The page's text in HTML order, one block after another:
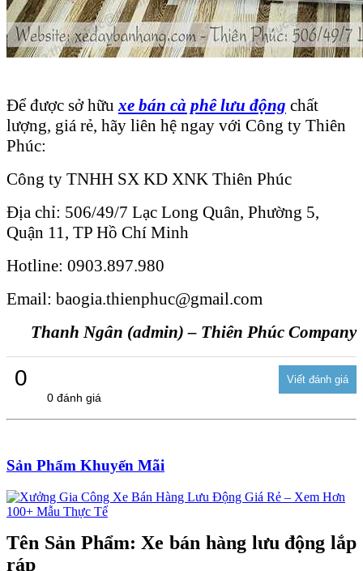
Để được sở hữuxe bán cà phê lưu động chất
lượng, giá rẻ, hãy liên hệ ngay với Công ty Thiên
Phúc:
Công ty TNHH SX KD XNK Thiên Phúc
Địa chỉ: 506/49/7 Lạc Long Quân, Phường 5,
Quận 11, TP Hồ Chí Minh
Hotline: 0903.897.980
Email: baogia.thienphuc@gmail.com
Thanh Ngân (admin) – Thiên Phúc Company
0
0 đánh giá
Sản Phẩm Khuyến Mãi
Tên Sản Phẩm: Xe bán hàng lưu động lắp
ráp